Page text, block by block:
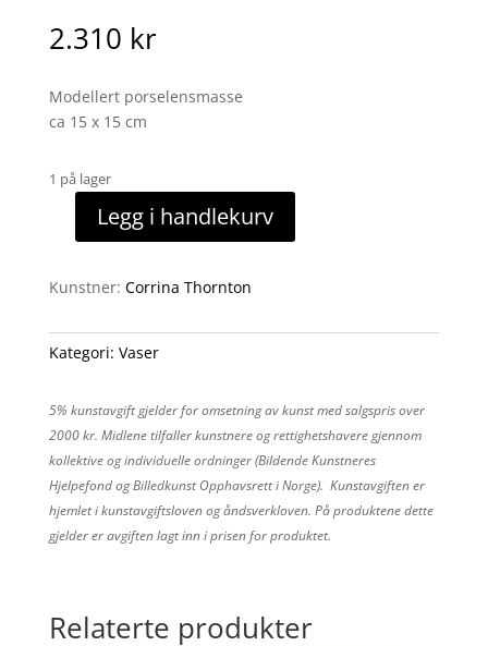
2.310 kr
Modellert porselensmasse
ca 15 x 15 cm
1 på lager
Legg i handlekurv
Kunstner: Corrina Thornton
Kategori: Vaser
5% kunstavgift gjelder for omsetning av kunst med salgspris over
2000 kr. Midlene tilfaller kunstnere og rettighetshavere gjennom
kollektive og individuelle ordninger (Bildende Kunstneres
Hjelpefond og Billedkunst Opphavsrett i Norge). Kunstavgiften er
hjemlet i kunstavgiftsloven og åndsverkloven. På produktene dette
gjelder er avgiften lagt inn i prisen for produktet.
Relaterte produkter